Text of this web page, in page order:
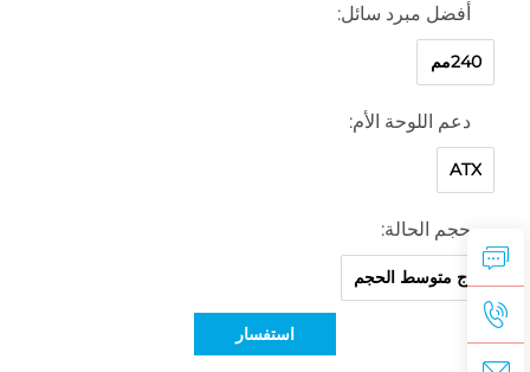
أفضل مبرد سائل:
240مم
دعم اللوحة الأم:
ATX
حجم الحالة:
برج متوسط الحجم
استفسار